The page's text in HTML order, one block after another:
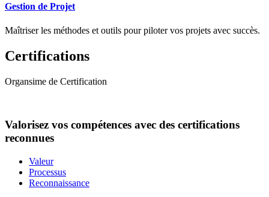
Gestion de Projet
Maîtriser les méthodes et outils pour piloter vos projets avec succès.
Certifications
Organsime de Certification
Valorisez vos compétences avec des certifications
reconnues
Valeur
Processus
Reconnaissance